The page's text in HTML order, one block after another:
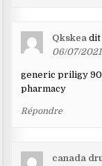
Qkskea dit
06/07/
generic priligy
pharmacy
Répondre
canada